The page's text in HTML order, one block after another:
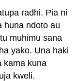
radhi. Pia ni
huna ndoto au
muhimu sana
yako. Una haki
kama kuna
kweli.